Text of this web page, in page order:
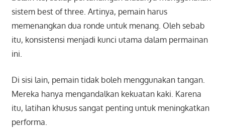
sistem best of three. Artinya, pemain harus
memenangkan dua ronde untuk menang. Oleh sebab
itu, konsistensi menjadi kunci utama dalam permainan
ini.
Di sisi lain, pemain tidak boleh menggunakan tangan.
Mereka hanya mengandalkan kekuatan kaki. Karena
itu, latihan khusus sangat penting untuk meningkatkan
performa.